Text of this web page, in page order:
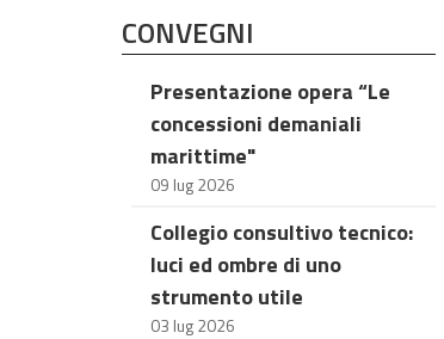
CONVEGNI
Presentazione opera “Le
concessioni demaniali
marittime"
09 lug 2026
Collegio consultivo tecnico:
luci ed ombre di uno
strumento utile
03 lug 2026